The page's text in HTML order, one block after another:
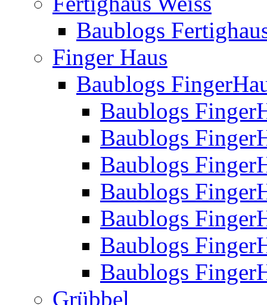
Baublogs
Finger Haus
Baublogs
Baublogs
Baublogs
Baublogs
Baublogs
Baublogs
Baublogs
Baublogs
Grübbel